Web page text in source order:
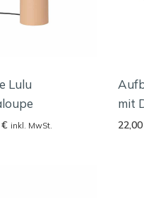
Lulu
€ inkl. MwSt.
mit